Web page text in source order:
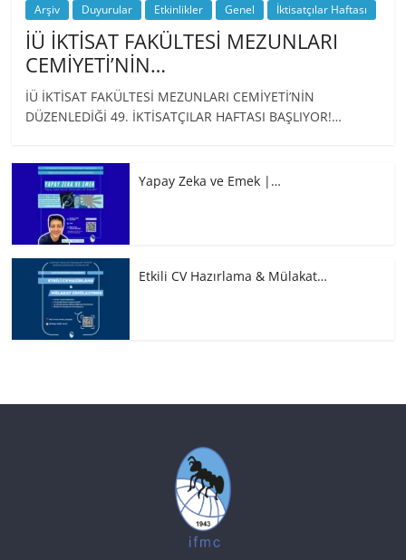
Arşiv Duyurular Etkinlikler Genel İktisatçılar Haftası
İÜ İKTİSAT FAKÜLTESİ MEZUNLARI
CEMİYETİ’NİN…
İÜ İKTİSAT FAKÜLTESİ MEZUNLARI CEMİYETİ’NİN
DÜZENLEDİĞİ 49. İKTİSATÇILAR HAFTASI BAŞLIYOR!…
Yapay Zeka ve Emek |…
Etkili CV Hazırlama & Mülakat…